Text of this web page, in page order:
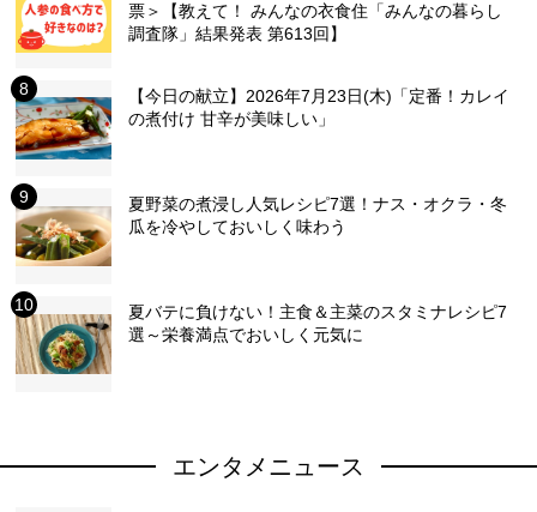
票＞【教えて！ みんなの衣食住「みんなの暮らし
調査隊」結果発表 第613回】
【今日の献立】2026年7月23日(木)「定番！カレイ
の煮付け 甘辛が美味しい」
夏野菜の煮浸し人気レシピ7選！ナス・オクラ・冬
瓜を冷やしておいしく味わう
夏バテに負けない！主食＆主菜のスタミナレシピ7
選～栄養満点でおいしく元気に
エンタメニュース